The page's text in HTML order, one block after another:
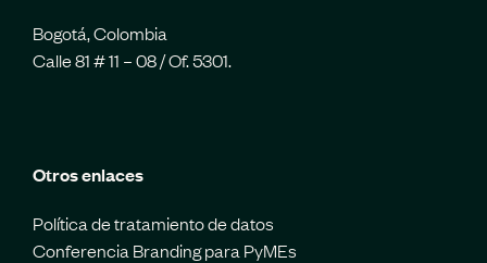
Bogotá, Colombia
Calle 81 # 11 – 08 / Of. 5301.
Otros enlaces
Política de tratamiento de datos
Conferencia Branding para PyMEs